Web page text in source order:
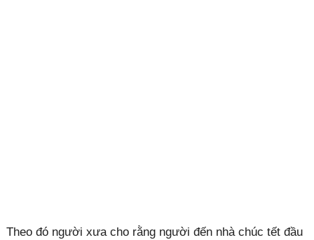
Theo đó người xưa cho rằng người đến nhà chúc tết đầu